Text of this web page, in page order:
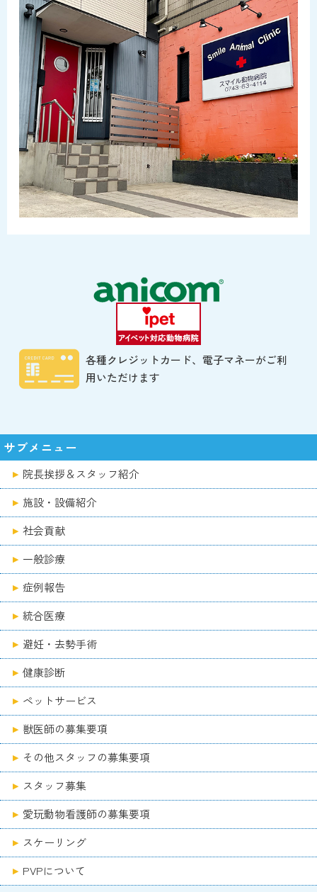
各種クレジットカード、電子マネーがご利
用いただけます
サブメニュー
院長挨拶＆スタッフ紹介
施設・設備紹介
社会貢献
一般診療
症例報告
統合医療
避妊・去勢手術
健康診断
ペットサービス
獣医師の募集要項
その他スタッフの募集要項
スタッフ募集
愛玩動物看護師の募集要項
スケーリング
PVPについて